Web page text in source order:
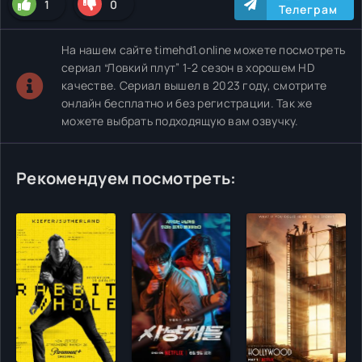
1 0 Телеграм
На нашем сайте timehd1.online можете посмотреть
сериал “Ловкий плут” 1-2 сезон в хорошем HD
качестве. Сериал вышел в 2023 году, смотрите
онлайн бесплатно и без регистрации. Так же
можете выбрать подходящую вам озвучку.
Рекомендуем посмотреть: